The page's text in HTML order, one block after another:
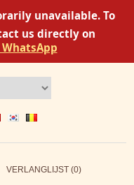
unavailable. To
us directly on
VERLANGLIJST (0)